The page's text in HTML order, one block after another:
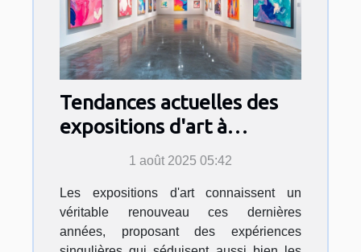
Tendances actuelles des
expositions d'art à
découvrir1 août 2025 05:42
Les expositions d'art connaissent un
véritable renouveau ces dernières
années, proposant des expériences